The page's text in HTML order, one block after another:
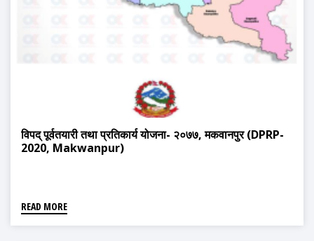
विपद् पूर्वतयारी तथा प्रतिकार्य योजना- २०७७, मकवानपुर (DPRP-
2020, Makwanpur)
READ MORE